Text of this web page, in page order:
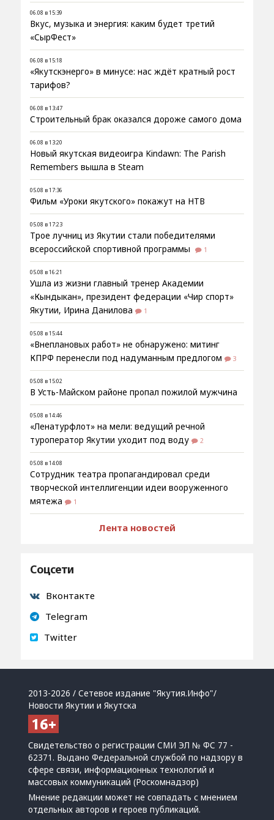
06.08 в 15:39
Вкус, музыка и энергия: каким будет третий
«СырФест»
06.08 в 15:18
«Якутскэнерго» в минусе: нас ждёт кратный рост
тарифов?
06.08 в 13:47
Строительный брак оказался дороже самого дома
06.08 в 13:20
Новый якутская видеоигра Kindawn: The Parish
Remembers вышла в Steam
05.08 в 17:36
Фильм «Уроки якутского» покажут на НТВ
05.08 в 17:23
Трое лучниц из Якутии стали победителями
всероссийской спортивной программы
1
05.08 в 16:21
Ушла из жизни главный тренер Академии
«Кындыкан», президент федерации «Чир спорт»
Якутии, Ирина Данилова
1
05.08 в 15:44
«Внеплановых работ» не обнаружено: митинг
КПРФ перенесли под надуманным предлогом
3
05.08 в 15:02
В Усть-Майском районе пропал пожилой мужчина
05.08 в 14:46
«Ленатурфлот» на мели: ведущий речной
туроператор Якутии уходит под воду
2
05.08 в 14:08
Сотрудник театра пропагандировал среди
творческой интеллигенции идеи вооруженного
мятежа
1
Лента новостей
Соцсети
Вконтакте
Telegram
Twitter
2013-2026 / Сетевое издание "Якутия.Инфо"/
Новости Якутии и Якутска
Свидетельство о регистрации СМИ ЭЛ № ФС 77 -
62371. Выдано Федеральной службой по надзору в
сфере связи, информационных технологий и
массовых коммуникаций (Роскомнадзор)
Мнение редакции может не совпадать с мнением
отдельных авторов и героев публикаций.